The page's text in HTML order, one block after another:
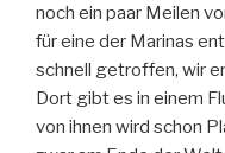
noch ein paar Meilen
für eine der Marinas
schnell getroffen, wir
Dort gibt es in einem
von ihnen wird schon